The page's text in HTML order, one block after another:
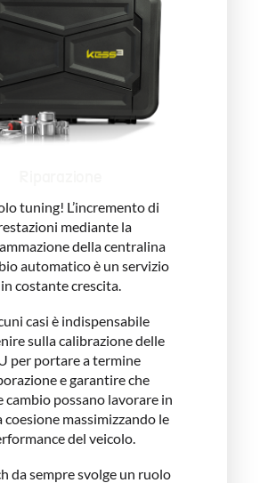
tuning! L’incremento di
mediante la
della centralina
automatico è un servizio
in costante crescita.
casi è indispensabile
sulla calibrazione delle
per portare a termine
e garantire che
cambio possano lavorare in
massimizzando le
del veicolo.
da sempre svolge un ruolo